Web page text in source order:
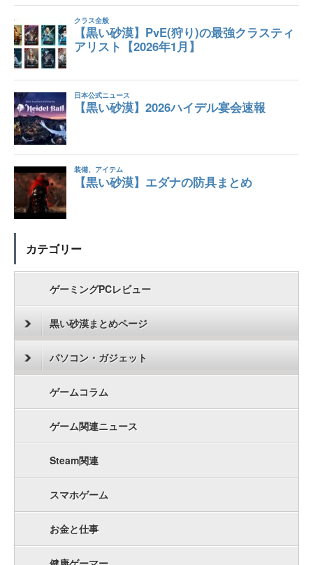
カテゴリー
ゲーミングPCレビュー
黒い砂漠まとめページ
パソコン・ガジェット
ゲームコラム
ゲーム関連ニュース
Steam関連
スマホゲーム
お金と仕事